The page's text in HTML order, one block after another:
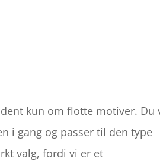
kun om flotte motiver. Du
i gang og passer til den type
valg, fordi vi er et